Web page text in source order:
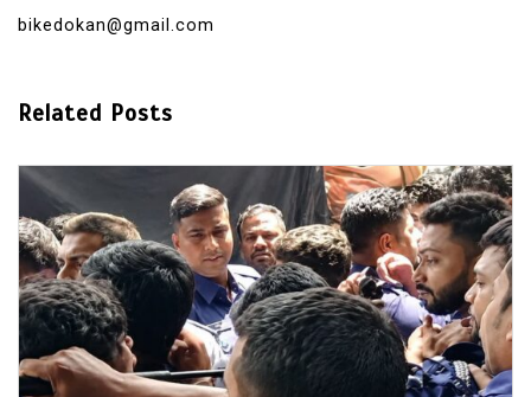
bikedokan@gmail.com
Related Posts